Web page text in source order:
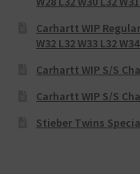
Carhartt WIP
W32 L32 W33 L32
Carhartt WIP S/S
Carhartt WIP S/S
Stieber Twins